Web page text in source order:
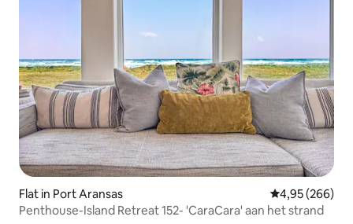
Flat in Port Aransas Gemiddelde
4,95 (266)
Penthouse-Island Retreat 152- 'CaraCara' aan het strand